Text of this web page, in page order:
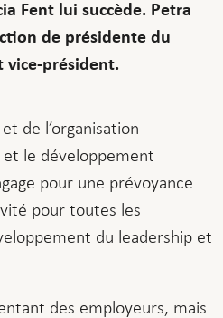
Fent lui succède. Petra
de présidente du
vice-président.
de l’organisation
et le développement
pour une prévoyance
pour toutes les
du leadership et
des employeurs, mais